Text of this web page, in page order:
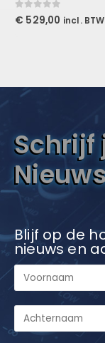
0out of 5
€ 529,00 incl. BTW
Schrijf
Blijf op de
nieuws en